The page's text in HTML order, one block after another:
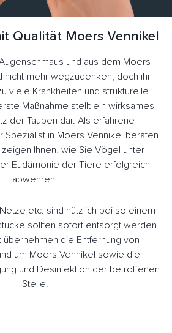
Qualität Moers Vennikel
und aus dem Moers
nicht mehr wegzudenken, doch ihr
viele Krankheiten und strukturelle
Maßnahme stellt ein wirksames
der Tauben dar. Als erfahrene
Spezialist in Moers Vennikel beraten
Ihnen, wie Sie Vögel unter
Eudämonie der Tiere erfolgreich
abwehren.
etc. sind nützlich bei so einem
sollten sofort entsorgt werden.
übernehmen die Entfernung von
um Moers Vennikel sowie die
und Desinfektion der betroffenen
Stelle.